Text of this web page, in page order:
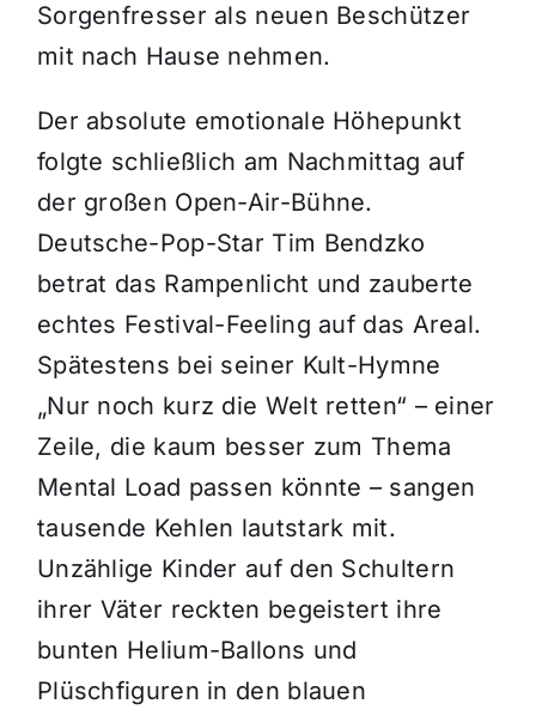
Sorgenfresser als neuen Beschützer
mit nach Hause nehmen.
Der absolute emotionale Höhepunkt
folgte schließlich am Nachmittag auf
der großen Open-Air-Bühne.
Deutsche-Pop-Star Tim Bendzko
betrat das Rampenlicht und zauberte
echtes Festival-Feeling auf das Areal.
Spätestens bei seiner Kult-Hymne
„Nur noch kurz die Welt retten“ – einer
Zeile, die kaum besser zum Thema
Mental Load passen könnte – sangen
tausende Kehlen lautstark mit.
Unzählige Kinder auf den Schultern
ihrer Väter reckten begeistert ihre
bunten Helium-Ballons und
Plüschfiguren in den blauen